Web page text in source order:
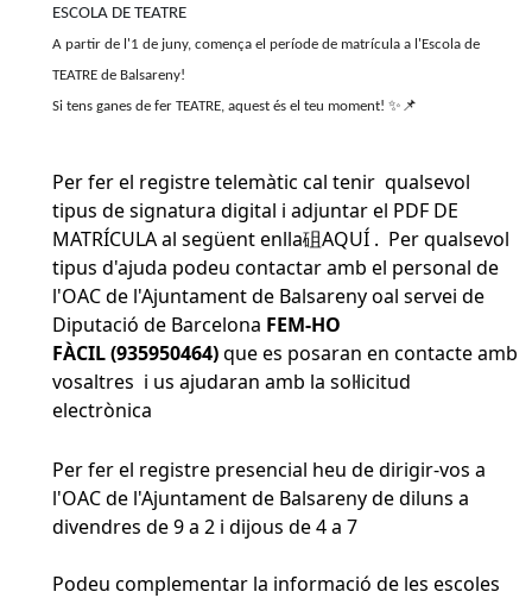
ESCOLA DE TEATRE
A partir de l'1 de juny, comença el període de matrícula a l'Escola de
TEATRE de Balsareny!
Si tens ganes de fer TEATRE, aquest és el teu moment! ✨📌
Per fer el registre telemàtic cal tenir qualsevol
tipus de signatura digital i adjuntar el PDF DE
MATRÍCULA al següent enlla砠AQUÍ . Per qualsevol
tipus d'ajuda podeu contactar amb el personal de
l'OAC de l'Ajuntament de Balsareny oal servei de
Diputació de Barcelona FEM-HO
FÀCIL (935950464)que es posaran en contacte amb
vosaltres i us ajudaran amb la sol·licitud
electrònica
Per fer el registre presencial heu de dirigir-vos a
l'OAC de l'Ajuntament de Balsareny de diluns a
divendres de 9 a 2 i dijous de 4 a 7
Podeu complementar la informació de les escoles